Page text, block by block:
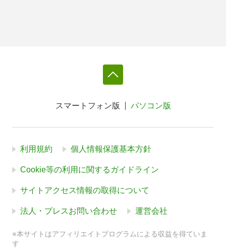
スマートフォン版 パソコン版
利用規約 個人情報保護基本方針
Cookie等の利用に関するガイドライン
サイトアクセス情報の取得について
法人・プレスお問い合わせ 運営会社
※本サイトはアフィリエイトプログラムによる収益を得ていま
す